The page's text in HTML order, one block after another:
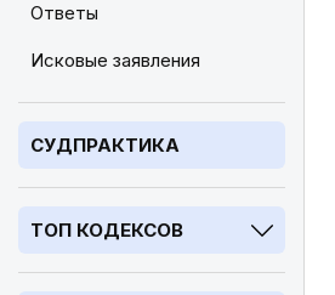
Ответы
Исковые заявления
СУДПРАКТИКА
ТОП КОДЕКСОВ